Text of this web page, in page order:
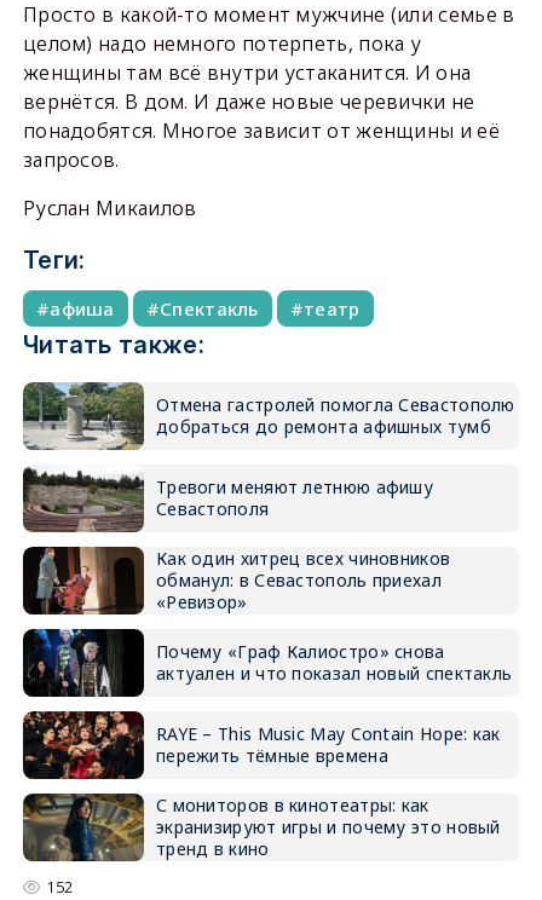
Просто в какой-то момент мужчине (или семье в
целом) надо немного потерпеть, пока у
женщины там всё внутри устаканится. И она
вернётся. В дом. И даже новые черевички не
понадобятся. Многое зависит от женщины и её
запросов.
Руслан Микаилов
Теги:
афиша Спектакль театр
Читать также:
Отмена гастролей помогла Севастополю
добраться до ремонта афишных тумб
Тревоги меняют летнюю афишу
Севастополя
Как один хитрец всех чиновников
обманул: в Севастополь приехал
«Ревизор»
Почему «Граф Калиостро» снова
актуален и что показал новый спектакль
RAYE – This Music May Contain Hope: как
пережить тёмные времена
С мониторов в кинотеатры: как
экранизируют игры и почему это новый
тренд в кино
152